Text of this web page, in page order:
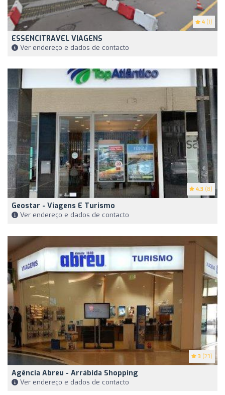
4 (1)
ESSENCITRAVEL VIAGENS
Ver endereço e dados de contacto
4.3 (8)
Geostar - Viagens E Turismo
Ver endereço e dados de contacto
3 (23)
Agência Abreu - Arrábida Shopping
Ver endereço e dados de contacto